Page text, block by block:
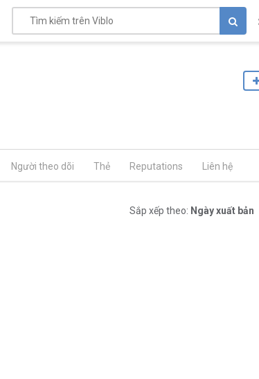
Người theo dõi Thẻ Reputations Liên hệ
Sắp xếp theo: Ngày xuất bản